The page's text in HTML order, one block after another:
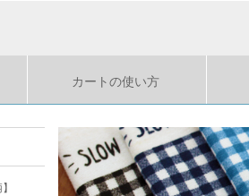
カートの使い方